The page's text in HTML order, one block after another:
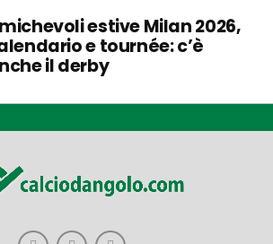
estive Milan 2026,
e tournée: c’è
il derby